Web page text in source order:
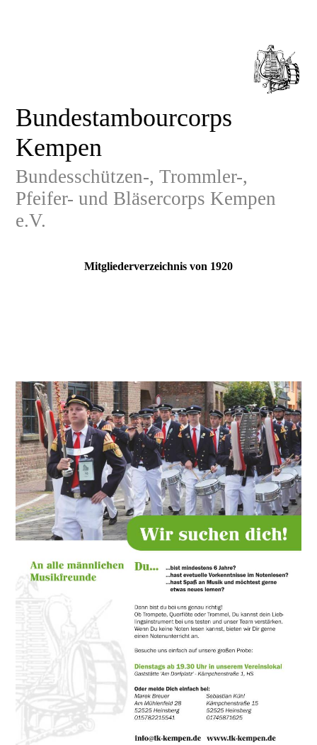
Bundestambourcorps
Kempen
Bundesschützen-, Trommler-,
Pfeifer- und Bläsercorps Kempen
e.V.
Mitgliederverzeichnis von 1920